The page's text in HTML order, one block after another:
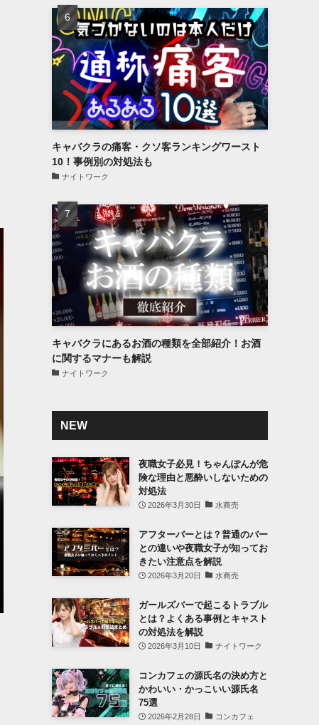
キャバクラの痛客・クソ客ランキングワースト
10！事例別の対処法も
ナイトワーク
キャバクラにあるお酒の種類を全部紹介！お酒
に関するマナーも解説
ナイトワーク
NEW
夜職女子必見！ちゃんぽんが危
険な理由と悪酔いしないための
対処法
2026年3月30日 水商売
アフターバーとは？普通のバー
との違いや夜職女子が知ってお
きたい注意点を解説
2026年3月20日 水商売
ガールズバーで起こるトラブル
とは？よくある事例とキャスト
の対処法を解説
2026年3月10日 ナイトワーク
コンカフェの源氏名の決め方と
かわいい・かっこいい源氏名
75選
2026年2月28日 コンカフェ